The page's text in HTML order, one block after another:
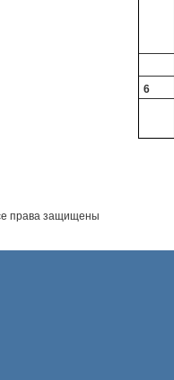
6
права защищены